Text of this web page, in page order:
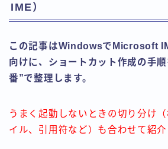
IME）
この記事はWindowsでMicrosoft
向けに、ショートカット作成の手
番”で整理します。
うまく起動しないときの切り分け
イル、引用符など）も合わせて紹介